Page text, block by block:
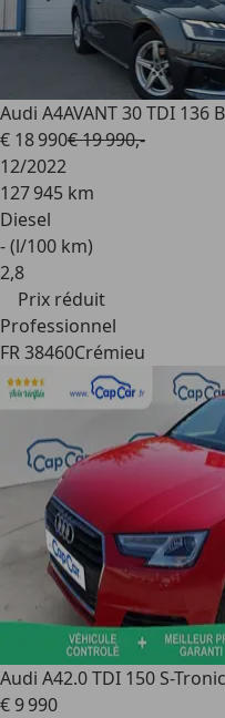
Audi A4AVANT 30 TDI 136
€ 18 990€ 19 990,-
12/2022
127 945 km
Diesel
- (l/100 km)
2,8
Prix réduit
Professionnel
FR 38460Crémieu
Audi A42.0 TDI 150 S-
€ 9 990